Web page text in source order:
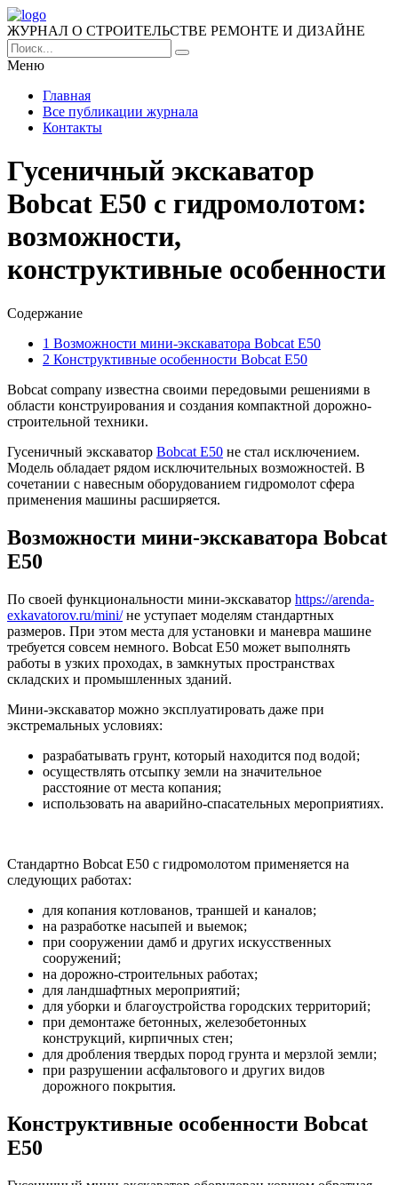
ЖУРНАЛ О СТРОИТЕЛЬСТВЕ РЕМОНТЕ И ДИЗАЙНЕ
Меню
Главная
Все публикации журнала
Контакты
Гусеничный экскаватор
Bobcat E50 с гидромолотом:
возможности,
конструктивные особенности
Содержание
1 Возможности мини-экскаватора Bobcat E50
2 Конструктивные особенности Bobcat E50
Bobcat company известна своими передовыми решениями в
области конструирования и создания компактной дорожно-
строительной техники.
Гусеничный экскаватор Bobcat E50 не стал исключением.
Модель обладает рядом исключительных возможностей. В
сочетании с навесным оборудованием гидромолот сфера
применения машины расширяется.
Возможности мини-экскаватора Bobcat
E50
По своей функциональности мини-экскаватор https://arenda-
exkavatorov.ru/mini/не уступает моделям стандартных
размеров. При этом места для установки и маневра машине
требуется совсем немного. Bobcat E50 может выполнять
работы в узких проходах, в замкнутых пространствах
складских и промышленных зданий.
Мини-экскаватор можно эксплуатировать даже при
экстремальных условиях:
разрабатывать грунт, который находится под водой;
осуществлять отсыпку земли на значительное
расстояние от места копания;
использовать на аварийно-спасательных мероприятиях.
Стандартно Bobcat E50 с гидромолотом применяется на
следующих работах:
для копания котлованов, траншей и каналов;
на разработке насыпей и выемок;
при сооружении дамб и других искусственных
сооружений;
на дорожно-строительных работах;
для ландшафтных мероприятий;
для уборки и благоустройства городских территорий;
при демонтаже бетонных, железобетонных
конструкций, кирпичных стен;
для дробления твердых пород грунта и мерзлой земли;
при разрушении асфальтового и других видов
дорожного покрытия.
Конструктивные особенности Bobcat
E50